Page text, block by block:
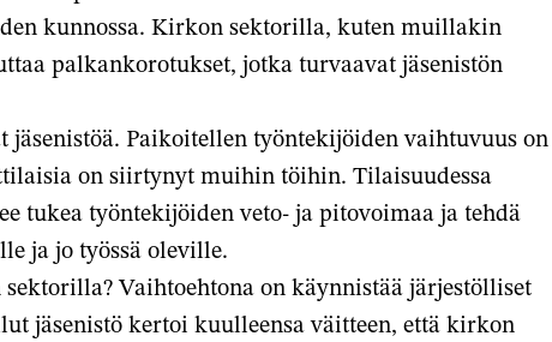
kunnossa. Kirkon sektorilla, kuten muillakin
palkankorotukset, jotka turvaavat jäsenistön
Paikoitellen työntekijöiden vaihtuvuus on
on siirtynyt muihin töihin. Tilaisuudessa
tukea työntekijöiden veto- ja pitovoimaa ja tehdä
ja jo työssä oleville.
Vaihtoehtona on käynnistää järjestölliset
jäsenistö kertoi kuulleensa väitteen, että kirkon